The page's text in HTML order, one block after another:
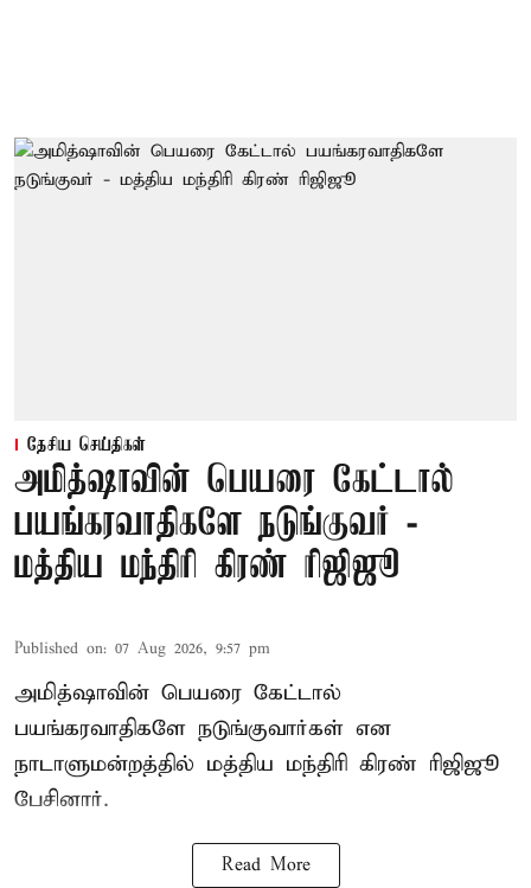
தேசிய செய்திகள்
அமித்ஷாவின் பெயரை கேட்டால்
பயங்கரவாதிகளே நடுங்குவர் -
மத்திய மந்திரி கிரண் ரிஜிஜூ
Published on: 07 Aug 2026, 9:57 pm
அமித்ஷாவின் பெயரை கேட்டால்
பயங்கரவாதிகளே நடுங்குவார்கள் என
நாடாளுமன்றத்தில் மத்திய மந்திரி கிரண் ரிஜிஜூ
பேசினார்.
Read More